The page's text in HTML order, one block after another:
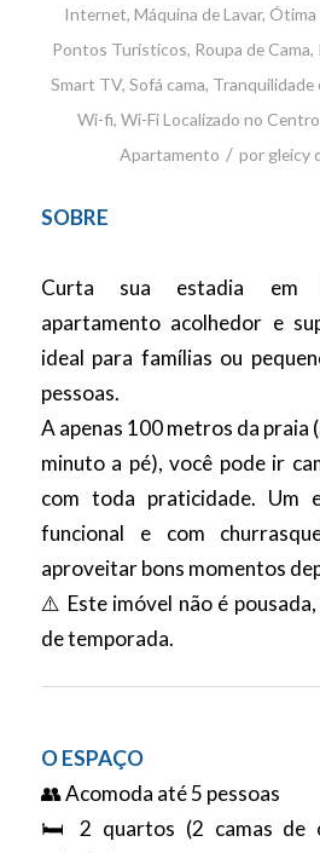
Internet,Máquina de Lavar, Ótima
Pontos Turísticos, Roupa de Cama,
Smart TV, Sofá cama, Tranquilidade
Wi-fi,Wi-Fi Localizado no
Apartamento / por gleicy
SOBRE
Curta sua estadia em
apartamento acolhedor e
ideal para famílias ou
pessoas.
A apenas 100 metros da praia
minuto a pé), você pode ir
com toda praticidade. Um
funcional e com
aproveitar bons momentos
⚠️ Este imóvel não é
de temporada.
O ESPAÇO
👥 Acomoda até 5 pessoas
🛏️ 2 quartos (2 camas de